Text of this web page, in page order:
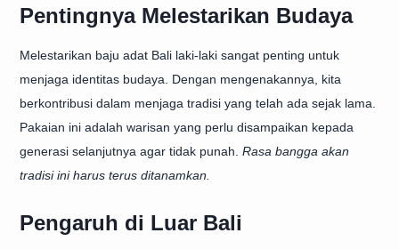
Pentingnya Melestarikan Budaya
Melestarikan baju adat Bali laki-laki sangat penting untuk
menjaga identitas budaya. Dengan mengenakannya, kita
berkontribusi dalam menjaga tradisi yang telah ada sejak lama.
Pakaian ini adalah warisan yang perlu disampaikan kepada
generasi selanjutnya agar tidak punah. Rasa bangga akan
tradisi ini harus terus ditanamkan.
Pengaruh di Luar Bali